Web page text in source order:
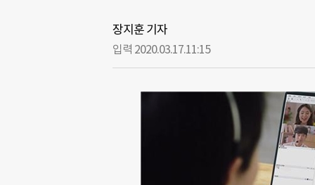
장지훈 기자
입력 2020.03.17.11:15